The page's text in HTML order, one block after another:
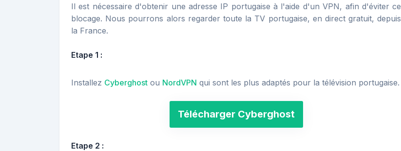
Il est nécessaire d'obtenir une adresse IP portugaise à l'aide d'un VPN, afin d'éviter ce
blocage. Nous pourrons alors regarder toute la TV portugaise, en direct gratuit, depuis
la France.
Etape 1 :
Installez Cyberghost ou NordVPN qui sont les plus adaptés pour la télévision portugaise.
Télécharger Cyberghost
Etape 2 :